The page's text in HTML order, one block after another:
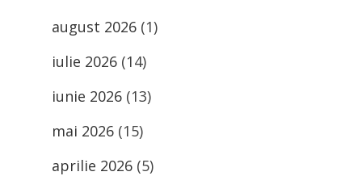
august 2026 (1)
iulie 2026 (14)
iunie 2026 (13)
mai 2026 (15)
aprilie 2026 (5)